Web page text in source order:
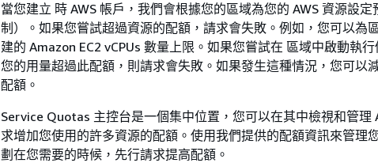
當您建立 時 AWS 帳戶，我們會根據您的區域為您的 AWS 資源設定
制）。如果您嘗試超過資源的配額，請求會失敗。例如，您可以為
建的 Amazon EC2 vCPUs 數量上限。如果您嘗試在 區域中啟動執
您的用量超過此配額，則請求會失敗。如果發生這種情況，您可以
配額。
Service Quotas 主控台是一個集中位置，您可以在其中檢視和管理
求增加您使用的許多資源的配額。使用我們提供的配額資訊來管理
劃在您需要的時候，先行請求提高配額。